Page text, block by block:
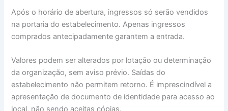
Após o horário de abertura, ingressos só serão vendidos
na portaria do estabelecimento. Apenas ingressos
comprados antecipadamente garantem a entrada.
Valores podem ser alterados por lotação ou determinação
da organização, sem aviso prévio. Saídas do
estabelecimento não permitem retorno. É imprescindível a
apresentação de documento de identidade para acesso ao
local, não sendo aceitas cópias.